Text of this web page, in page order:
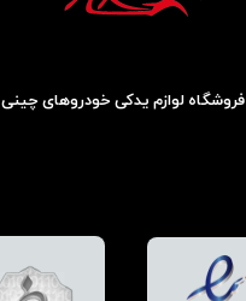
فروشگاه لوازم یدکی خودروهای چینی